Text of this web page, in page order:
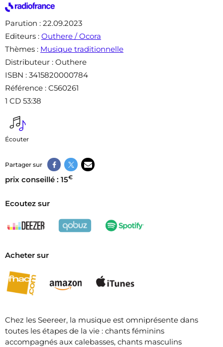
Parution : 22.09.2023
Editeurs : Outhere / Ocora
Thèmes : Musique traditionnelle
Distributeur : Outhere
ISBN : 3415820000784
Référence : C560261
1 CD 53:38
Écouter
Partager sur
prix conseillé : 15€
Ecoutez sur
Acheter sur
Chez les Seereer, la musique est omniprésente dans
toutes les étapes de la vie : chants féminins
accompagnés aux calebasses, chants masculins